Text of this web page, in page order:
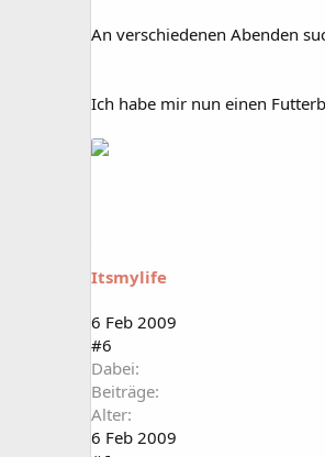
An verschiedenen Abenden
Ich habe mir nun einen
Itsmylife
6 Feb 2009
#6
Dabei
Beiträge
Alter
6 Feb 2009